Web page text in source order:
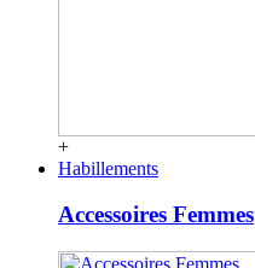
+
Habillements
Accessoires Femmes